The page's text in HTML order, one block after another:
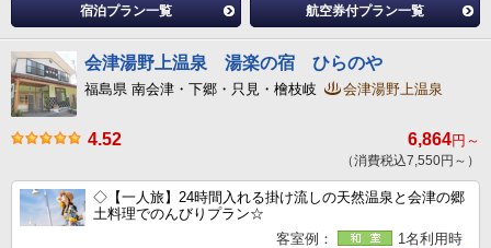
宿泊プラン一覧 航空券付プラン一覧
会津湯野上温泉 湯楽の宿 ひらのや
福島県 南会津・下郷・只見・檜枝岐 会津湯野上温泉
4.52 6,864円～
（消費税込7,550円～）
◇【一人旅】24時間入れる掛け流しの天然温泉と会津の郷
土料理でのんびりプラン☆
客室例：
1名利用時